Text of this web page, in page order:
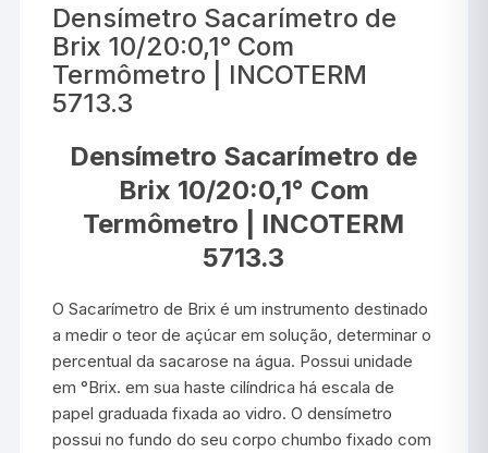
Densímetro Sacarímetro de
Brix 10/20:0,1° Com
Termômetro | INCOTERM
5713.3
Densímetro Sacarímetro de
Brix 10/20:0,1° Com
Termômetro | INCOTERM
5713.3
O Sacarímetro de Brix é um instrumento destinado
a medir o teor de açúcar em solução, determinar o
percentual da sacarose na água. Possui unidade
em °Brix. em sua haste cilíndrica há escala de
papel graduada fixada ao vidro. O densímetro
possui no fundo do seu corpo chumbo fixado com